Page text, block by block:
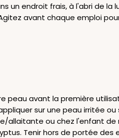
un endroit frais, à l'abri de la
avant chaque emploi
peau avant la première
sur une peau irritée ou
allaitante ou chez l'enfant de
Tenir hors de portée des